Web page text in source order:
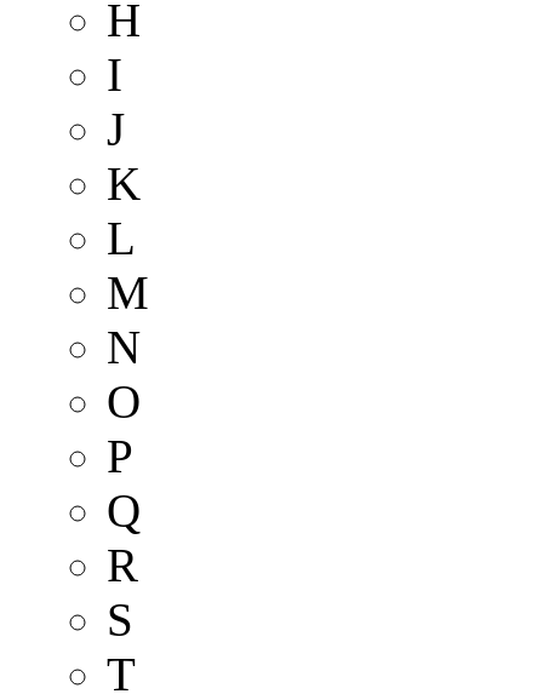
H
I
J
K
L
M
N
O
P
Q
R
S
T